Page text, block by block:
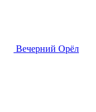
Вечерний Орёл